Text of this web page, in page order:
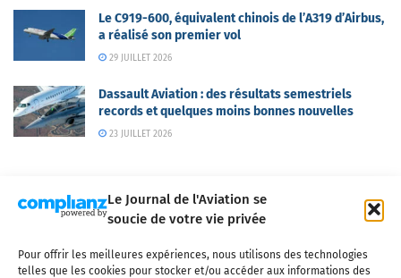
Le Journal de l'Aviation se
soucie de votre vie privée
Pour offrir les meilleures expériences, nous utilisons des technologies
telles que les cookies pour stocker et/ou accéder aux informations des
Le C919-600, équivalent chinois de l’A319 d’Airbus,
a réalisé son premier vol
29 JUILLET 2026
Dassault Aviation : des résultats semestriels
records et quelques moins bonnes nouvelles
23 JUILLET 2026
Qui sommes-nous ? Nous contacter
Partenaires